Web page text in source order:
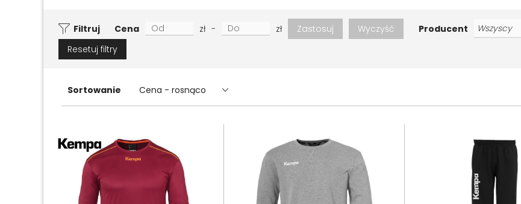
Filtruj Cena zł - zł Zastosuj Wyczyść Producent
Resetuj filtry
Sortowanie Cena - rosnąco